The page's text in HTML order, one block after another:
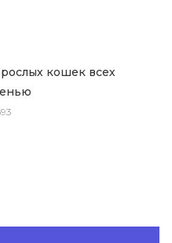
кошек всех